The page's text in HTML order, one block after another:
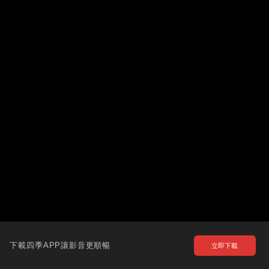
下載四季APP讓影音更順暢 立即下載